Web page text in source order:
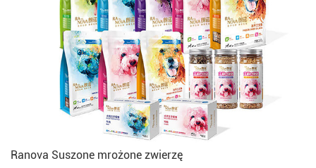
Ranova Suszone mrożone zwierzę